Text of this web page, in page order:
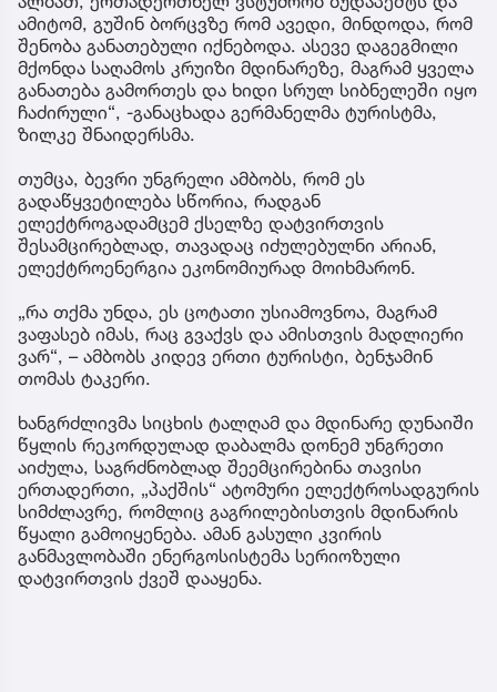
ამიტომ, გუშინ ბორცვზე რომ ავედი, მინდოდა, რომ
შენობა განათებული იქნებოდა. ასევე დაგეგმილი
მქონდა საღამოს კრუიზი მდინარეზე, მაგრამ ყველა
განათება გამორთეს და ხიდი სრულ სიბნელეში იყო
ჩაძირული“, -განაცხადა გერმანელმა ტურისტმა,
ზილკე შნაიდერსმა.
თუმცა, ბევრი უნგრელი ამბობს, რომ ეს
გადაწყვეტილება სწორია, რადგან
ელექტროგადამცემ ქსელზე დატვირთვის
შესამცირებლად, თავადაც იძულებულნი არიან,
ელექტროენერგია ეკონომიურად მოიხმარონ.
„რა თქმა უნდა, ეს ცოტათი უსიამოვნოა, მაგრამ
ვაფასებ იმას, რაც გვაქვს და ამისთვის მადლიერი
ვარ“, – ამბობს კიდევ ერთი ტურისტი, ბენჯამინ
თომას ტაკერი.
ხანგრძლივმა სიცხის ტალღამ და მდინარე დუნაიში
წყლის რეკორდულად დაბალმა დონემ უნგრეთი
აიძულა, საგრძნობლად შეემცირებინა თავისი
ერთადერთი, „პაქშის“ ატომური ელექტროსადგურის
სიმძლავრე, რომლიც გაგრილებისთვის მდინარის
წყალი გამოიყენება. ამან გასული კვირის
განმავლობაში ენერგოსისტემა სერიოზული
დატვირთვის ქვეშ დააყენა.